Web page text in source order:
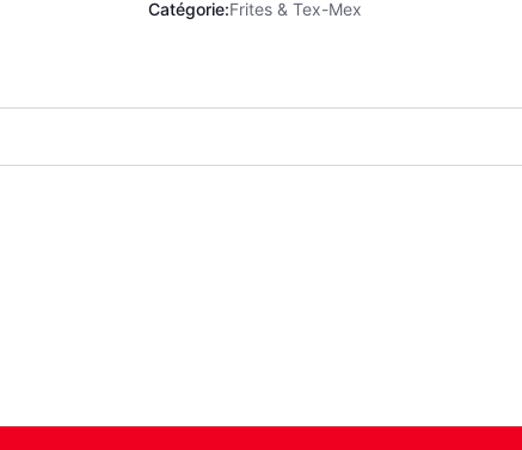
Catégorie:Frites & Tex-Mex